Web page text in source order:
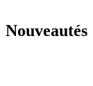
Nouveautés